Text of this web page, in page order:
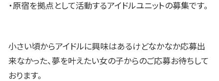
・原宿を拠点として活動するアイドルユニットの募集です。
小さい頃からアイドルに興味はあるけどなかなか応募出
来なかった、夢を叶えたい女の子からのご応募お待ちして
おります。